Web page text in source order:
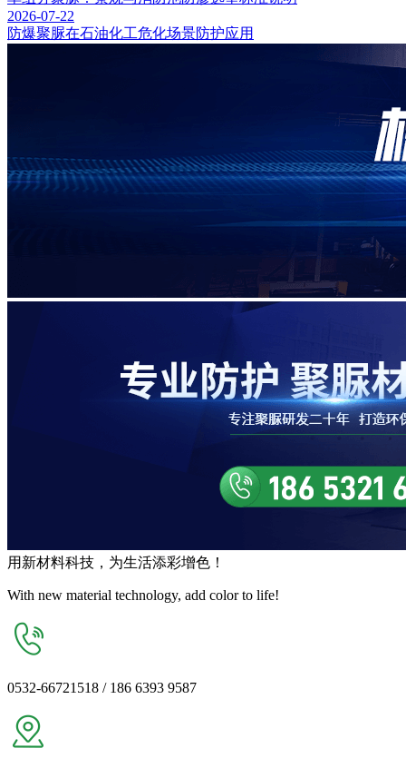
2026-07-22
防爆聚脲在石油化工危化场景防护应用
用 新材料科技，为生活添彩增色 ！
With new material technology, add color to life!
0532-66721518 / 186 6393 9587